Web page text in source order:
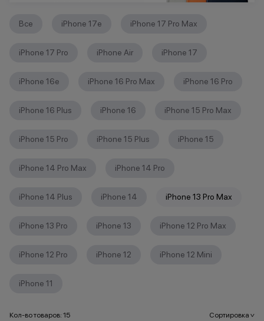
Все iPhone 17e iPhone 17 Pro Max
iPhone 17 Pro iPhone Air iPhone 17
iPhone 16е iPhone 16 Pro Max iPhone 16 Pro
iPhone 16 Plus iPhone 16 iPhone 15 Pro Max
iPhone 15 Pro iPhone 15 Plus iPhone 15
iPhone 14 Pro Max iPhone 14 Pro
iPhone 14 Plus iPhone 14 iPhone 13 Pro Max
iPhone 13 Pro iPhone 13 iPhone 12 Pro Max
iPhone 12 Pro iPhone 12 iPhone 12 Mini
iPhone 11
Кол-во товаров: 15 Сортировка>